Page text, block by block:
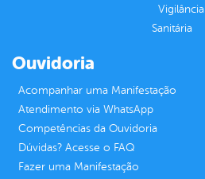
Vigilância
Sanitária
Ouvidoria
Acompanhar uma Manifestação
Atendimento via WhatsApp
Competências da Ouvidoria
Dúvidas? Acesse o FAQ
Fazer uma Manifestação